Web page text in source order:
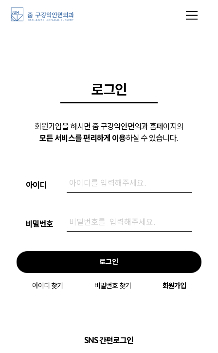
로그인
회원가입을 하시면 줌 구강악안면외과 홈페이지의
모든 서비스를 편리하게 이용하실 수 있습니다.
아이디
비밀번호
로그인
아이디 찾기 비밀번호 찾기 회원가입
SNS 간편로그인